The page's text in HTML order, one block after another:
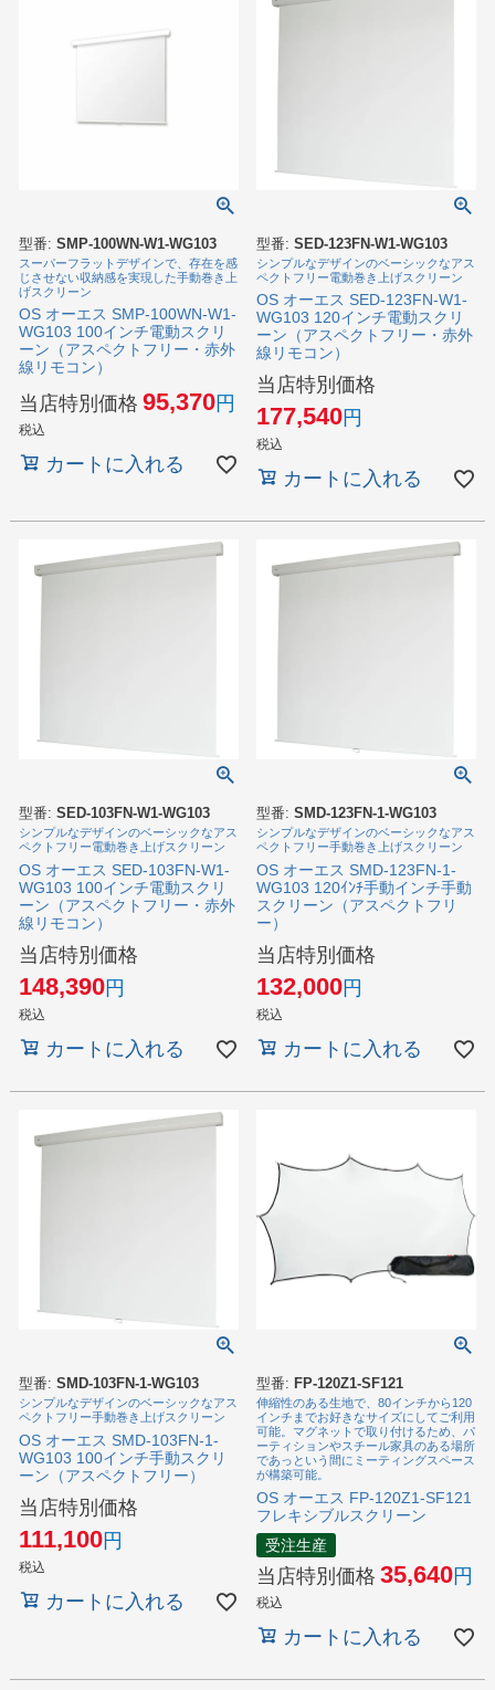
型番: SMP-100WN-W1-WG103
スーパーフラットデザインで、存在を感
じさせない収納感を実現した手動巻き上
げスクリーン
OS オーエス SMP-100WN-W1-
WG103 100インチ電動スクリ
ーン（アスペクトフリー・赤外
線リモコン）
当店特別価格 95,370
税込
カートに入れる
型番: SED-123FN-W1-WG103
シンプルなデザインのベーシックなアス
ペクトフリー電動巻き上げスクリーン
OS オーエス SED-123FN-W1-
WG103 120インチ電動スクリ
ーン（アスペクトフリー・赤外
線リモコン）
当店特別価格
177,540
税込
カートに入れる
型番: SED-103FN-W1-WG103
シンプルなデザインのベーシックなアス
ペクトフリー電動巻き上げスクリーン
OS オーエス SED-103FN-W1-
WG103 100インチ電動スクリ
ーン（アスペクトフリー・赤外
線リモコン）
当店特別価格
148,390
税込
カートに入れる
型番: SMD-123FN-1-WG103
シンプルなデザインのベーシックなアス
ペクトフリー手動巻き上げスクリーン
OS オーエス SMD-123FN-1-
WG103 120ｲﾝﾁ手動インチ手動
スクリーン（アスペクトフリ
ー）
当店特別価格
132,000
税込
カートに入れる
型番: SMD-103FN-1-WG103
シンプルなデザインのベーシックなアス
ペクトフリー手動巻き上げスクリーン
OS オーエス SMD-103FN-1-
WG103 100インチ手動スクリ
ーン（アスペクトフリー）
当店特別価格
111,100
税込
カートに入れる
型番: FP-120Z1-SF121
伸縮性のある生地で、80インチから120
インチまでお好きなサイズにしてご利用
可能。マグネットで取り付けるため、パ
ーティションやスチール家具のある場所
であっという間にミーティングスペース
が構築可能。
OS オーエス FP-120Z1-SF121
フレキシブルスクリーン
受注生産
当店特別価格 35,640
税込
カートに入れる